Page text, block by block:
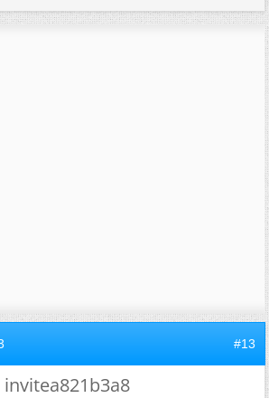
#13
invitea821b3a8